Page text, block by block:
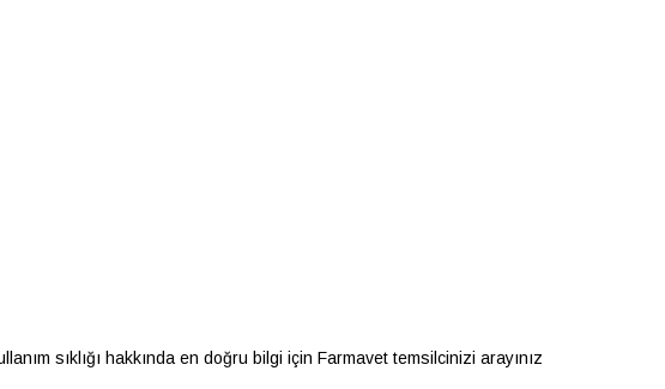
sıklığı hakkında en doğru bilgi için Farmavet temsilcinizi arayınız